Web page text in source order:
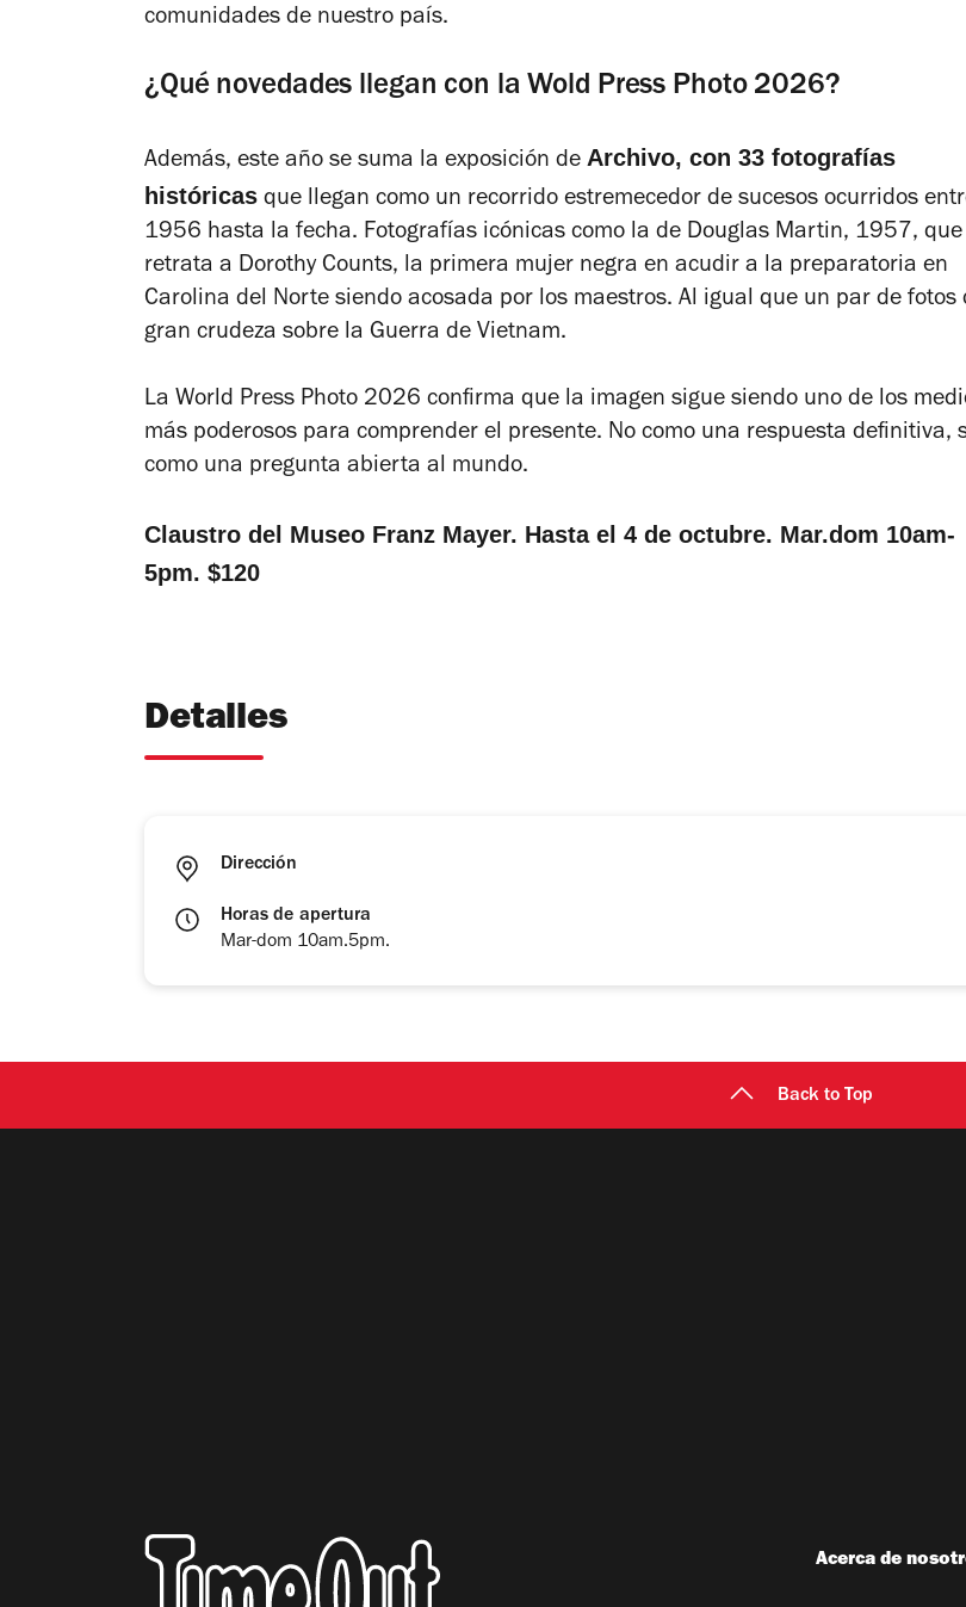
comunidades de nuestro país.
¿Qué novedades llegan con la Wold Press Photo 2026?
Además, este año se suma la exposición de Archivo, con 33 fotografías
históricas que llegan como un recorrido estremecedor de sucesos ocurridos
1956 hasta la fecha. Fotografías icónicas como la de Douglas Martin, 1957, que
retrata a Dorothy Counts, la primera mujer negra en acudir a la preparatoria en
Carolina del Norte siendo acosada por los maestros. Al igual que un par de fotos
gran crudeza sobre la Guerra de Vietnam.
La World Press Photo 2026 confirma que la imagen sigue siendo uno de los
más poderosos para comprender el presente. No como una respuesta definitiva,
como una pregunta abierta al mundo.
Claustro del Museo Franz Mayer. Hasta el 4 de octubre. Mar.dom 10am-
5pm. $120
Detalles
Dirección
Horas de apertura
Mar-dom 10am.5pm.
Back to Top
Acerca de